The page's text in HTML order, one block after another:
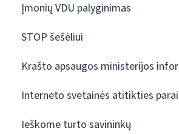
Įmonių VDU palyginimas
STOP šešėliui
Krašto apsaugos ministerijos
Interneto svetainės atitikties
Ieškome turto savininkų